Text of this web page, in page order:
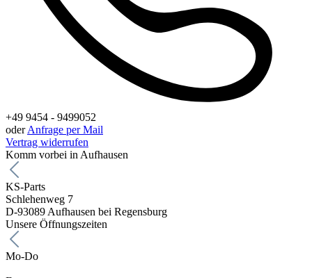
+49 9454 - 9499052
oderAnfrage per Mail
Vertrag widerrufen
Komm vorbei in Aufhausen
KS-Parts
Schlehenweg 7
D-93089 Aufhausen bei Regensburg
Unsere Öffnungszeiten
Mo-Do